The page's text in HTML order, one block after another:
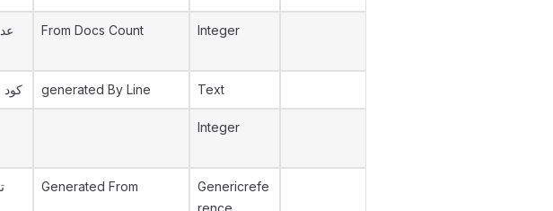
From Docs Count Integer
كود generated By Line Text
Integer
Generated From
Genericrefe
rence